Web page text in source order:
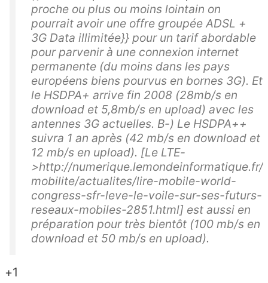
proche ou plus ou moins lointain on
pourrait avoir une offre groupée ADSL +
3G Data illimitée}} pour un tarif abordable
pour parvenir à une connexion internet
permanente (du moins dans les pays
européens biens pourvus en bornes 3G). Et
le HSDPA+ arrive fin 2008 (28mb/s en
download et 5,8mb/s en upload) avec les
antennes 3G actuelles. B-) Le HSDPA++
suivra 1 an après (42 mb/s en download et
12 mb/s en upload). [Le LTE-
>http://numerique.lemondeinformatique.fr/
mobilite/actualites/lire-mobile-world-
congress-sfr-leve-le-voile-sur-ses-futurs-
reseaux-mobiles-2851.html] est aussi en
préparation pour très bientôt (100 mb/s en
download et 50 mb/s en upload).
+1